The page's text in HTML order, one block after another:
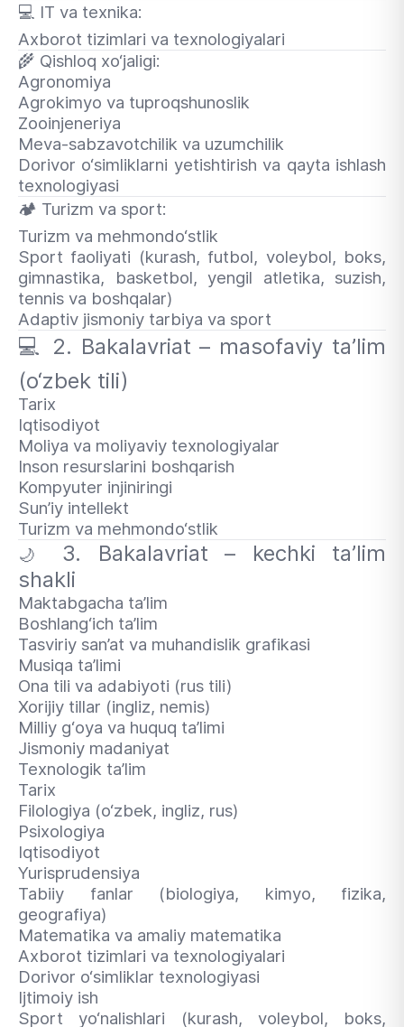
💻 IT va texnika:
Axborot tizimlari va texnologiyalari
🌾 Qishloq xo‘jaligi:
Agronomiya
Agrokimyo va tuproqshunoslik
Zooinjeneriya
Meva-sabzavotchilik va uzumchilik
Dorivor o‘simliklarni yetishtirish va qayta ishlash
texnologiyasi
🏕 Turizm va sport:
Turizm va mehmondo‘stlik
Sport faoliyati (kurash, futbol, voleybol, boks,
gimnastika, basketbol, yengil atletika, suzish,
tennis va boshqalar)
Adaptiv jismoniy tarbiya va sport
💻 2. Bakalavriat – masofaviy ta’lim
(o‘zbek tili)
Tarix
Iqtisodiyot
Moliya va moliyaviy texnologiyalar
Inson resurslarini boshqarish
Kompyuter injiniringi
Sun’iy intellekt
Turizm va mehmondo‘stlik
🌙
3. Bakalavriat – kechki ta’lim
shakli
Maktabgacha ta’lim
Boshlang‘ich ta’lim
Tasviriy san’at va muhandislik grafikasi
Musiqa ta’limi
Ona tili va adabiyoti (rus tili)
Xorijiy tillar (ingliz, nemis)
Milliy g‘oya va huquq ta’limi
Jismoniy madaniyat
Texnologik ta’lim
Tarix
Filologiya (o‘zbek, ingliz, rus)
Psixologiya
Iqtisodiyot
Yurisprudensiya
Tabiiy fanlar (biologiya, kimyo, fizika,
geografiya)
Matematika va amaliy matematika
Axborot tizimlari va texnologiyalari
Dorivor o‘simliklar texnologiyasi
Ijtimoiy ish
Sport yo‘nalishlari (kurash, voleybol, boks,